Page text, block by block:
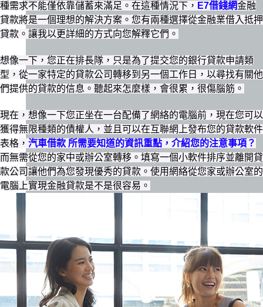
種需求不能僅依靠儲蓄來滿足。在這種情況下， E7借錢網金融
貸款將是一個理想的解決方案。您有兩種選擇從金融業借入抵押
貸款。讓我以更詳細的方式向您解釋它們。
想像一下，您正在排長隊，只是為了提交您的銀行貸款申請類
型，從一家特定的貸款公司轉移到另一個工作日，以尋找有關他
們提供的貸款的信息。聽起來怎麼樣，會很累，很傷腦筋。
現在，想像一下您正坐在一台配備了網絡的電腦前，現在您可以
獲得無限種類的債權人，並且可以在互聯網上發布您的貸款軟件
表格， 汽車借款 所需要知道的資訊重點，介紹您的注意事項？
而無需從您的家中或辦公室轉移。填寫一個小軟件排序並離開貸
款公司讓他們為您發現優秀的貸款。使用網絡從您家或辦公室的
電腦上實現金融貸款是不是很容易。